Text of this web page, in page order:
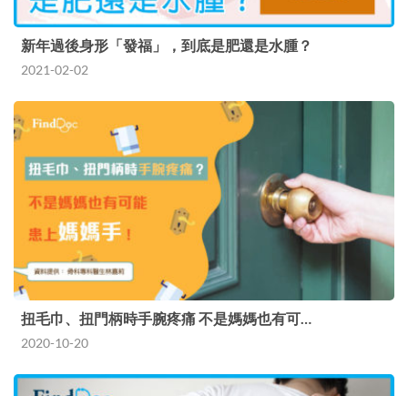
新年過後身形「發福」，到底是肥還是水腫？
2021-02-02
扭毛巾、扭門柄時手腕疼痛 不是媽媽也有可…
2020-10-20